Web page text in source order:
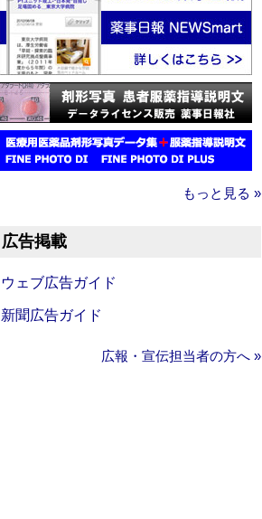
もっと見る »
広告掲載
ウェブ広告ガイド
新聞広告ガイド
広報・宣伝担当者の方へ »